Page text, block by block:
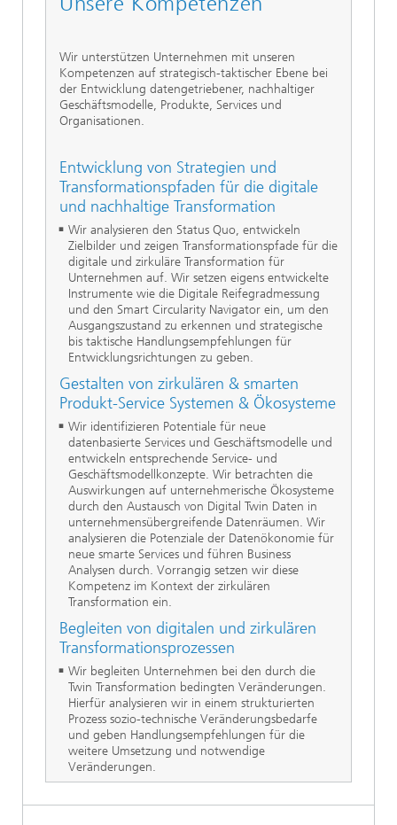
Wir unterstützen Unternehmen mit unseren
Kompetenzen auf strategisch-taktischer Ebene bei
der Entwicklung datengetriebener, nachhaltiger
Geschäftsmodelle, Produkte, Services und
Organisationen.
Entwicklung von Strategien und
Transformationspfaden für die digitale
und nachhaltige Transformation
Wir analysieren den Status Quo, entwickeln
Zielbilder und zeigen Transformationspfade für die
digitale und zirkuläre Transformation für
Unternehmen auf. Wir setzen eigens entwickelte
Instrumente wie die Digitale Reifegradmessung
und den Smart Circularity Navigator ein, um den
Ausgangszustand zu erkennen und strategische
bis taktische Handlungsempfehlungen für
Entwicklungsrichtungen zu geben.
Gestalten von zirkulären & smarten
Produkt-Service Systemen & Ökosysteme
Wir identifizieren Potentiale für neue
datenbasierte Services und Geschäftsmodelle und
entwickeln entsprechende Service- und
Geschäftsmodellkonzepte. Wir betrachten die
Auswirkungen auf unternehmerische Ökosysteme
durch den Austausch von Digital Twin Daten in
unternehmensübergreifende Datenräumen. Wir
analysieren die Potenziale der Datenökonomie für
neue smarte Services und führen Business
Analysen durch. Vorrangig setzen wir diese
Kompetenz im Kontext der zirkulären
Transformation ein.
Begleiten von digitalen und zirkulären
Transformationsprozessen
Wir begleiten Unternehmen bei den durch die
Twin Transformation bedingten Veränderungen.
Hierfür analysieren wir in einem strukturierten
Prozess sozio-technische Veränderungsbedarfe
und geben Handlungsempfehlungen für die
weitere Umsetzung und notwendige
Veränderungen.